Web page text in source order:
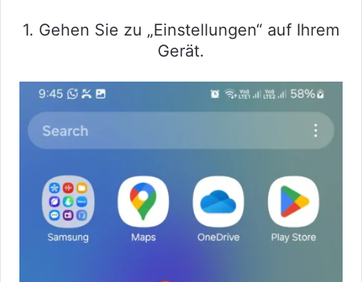
1. Gehen Sie zu „Einstellungen“ auf Ihrem
Gerät.